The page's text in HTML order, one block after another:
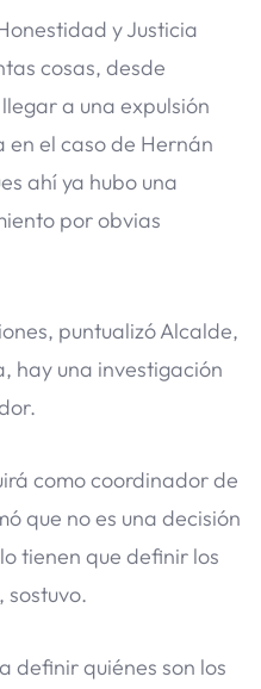
y Justicia
cosas, desde
a una expulsión
en el caso de Hernán
ahí ya hubo una
por obvias
puntualizó Alcalde,
hay una investigación
como coordinador de
que no es una decisión
tienen que definir los
sostuvo.
definir quiénes son los